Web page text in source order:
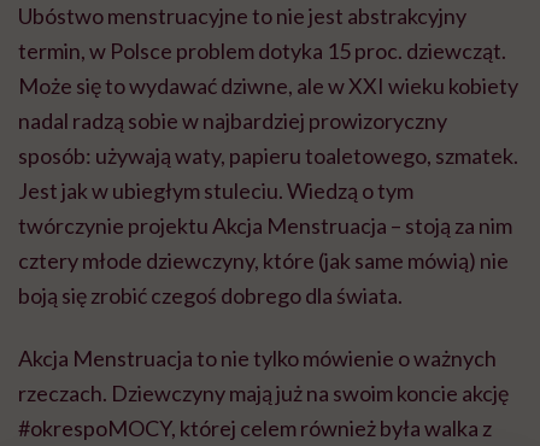
Ubóstwo menstruacyjne to nie jest abstrakcyjny
termin, w Polsce problem dotyka 15 proc. dziewcząt.
Może się to wydawać dziwne, ale w XXI wieku kobiety
nadal radzą sobie w najbardziej prowizoryczny
sposób: używają waty, papieru toaletowego, szmatek.
Jest jak w ubiegłym stuleciu. Wiedzą o tym
twórczynie projektu Akcja Menstruacja – stoją za nim
cztery młode dziewczyny, które (jak same mówią) nie
boją się zrobić czegoś dobrego dla świata.
Akcja Menstruacja to nie tylko mówienie o ważnych
rzeczach. Dziewczyny mają już na swoim koncie akcję
#okrespoMOCY, której celem również była walka z